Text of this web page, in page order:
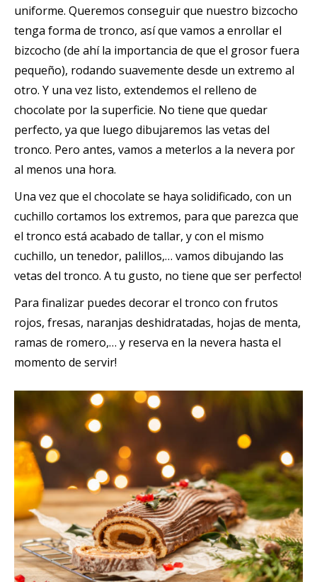
uniforme. Queremos conseguir que nuestro bizcocho
tenga forma de tronco, así que vamos a enrollar el
bizcocho (de ahí la importancia de que el grosor fuera
pequeño), rodando suavemente desde un extremo al
otro. Y una vez listo, extendemos el relleno de
chocolate por la superficie. No tiene que quedar
perfecto, ya que luego dibujaremos las vetas del
tronco. Pero antes, vamos a meterlos a la nevera por
al menos una hora.
Una vez que el chocolate se haya solidificado, con un
cuchillo cortamos los extremos, para que parezca que
el tronco está acabado de tallar, y con el mismo
cuchillo, un tenedor, palillos,… vamos dibujando las
vetas del tronco. A tu gusto, no tiene que ser perfecto!
Para finalizar puedes decorar el tronco con frutos
rojos, fresas, naranjas deshidratadas, hojas de menta,
ramas de romero,… y reserva en la nevera hasta el
momento de servir!